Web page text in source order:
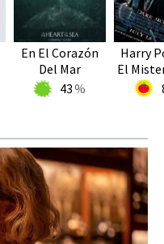
En El Corazón
Del Mar
43
Harry
El